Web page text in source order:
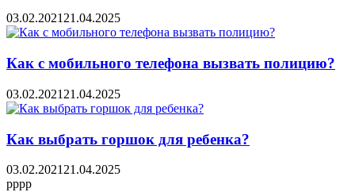
03.02.2021 21.04.2025
Как с мобильного телефона вызвать полицию?
03.02.2021 21.04.2025
Как выбрать горшок для ребенка?
03.02.2021 21.04.2025
pppp